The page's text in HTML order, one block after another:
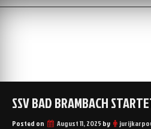
Skip
SSV BAD BRAMBACH
Posted on August 11, 2025by